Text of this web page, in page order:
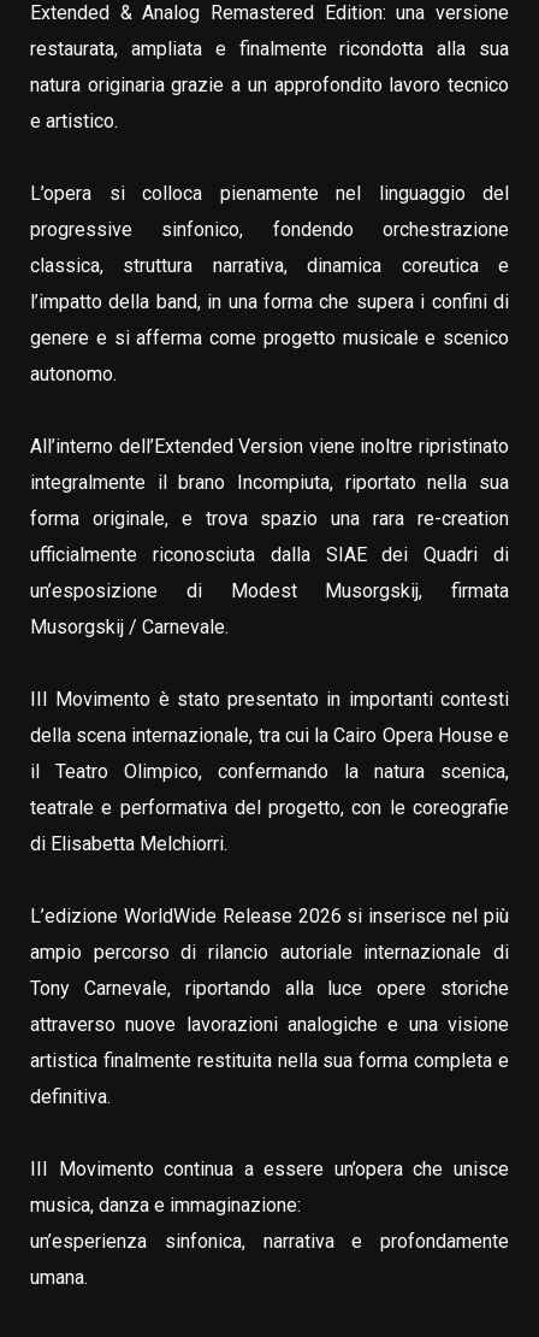
Extended & Analog Remastered Edition: una versione
restaurata, ampliata e finalmente ricondotta alla sua
natura originaria grazie a un approfondito lavoro tecnico
e artistico.
L’opera si colloca pienamente nel linguaggio del
progressive sinfonico, fondendo orchestrazione
classica, struttura narrativa, dinamica coreutica e
l’impatto della band, in una forma che supera i confini di
genere e si afferma come progetto musicale e scenico
autonomo.
All’interno dell’Extended Version viene inoltre ripristinato
integralmente il brano Incompiuta, riportato nella sua
forma originale, e trova spazio una rara re-creation
ufficialmente riconosciuta dalla SIAE dei Quadri di
un’esposizione di Modest Musorgskij, firmata
Musorgskij / Carnevale.
III Movimento è stato presentato in importanti contesti
della scena internazionale, tra cui la Cairo Opera House e
il Teatro Olimpico, confermando la natura scenica,
teatrale e performativa del progetto, con le coreografie
di Elisabetta Melchiorri.
L’edizione WorldWide Release 2026 si inserisce nel più
ampio percorso di rilancio autoriale internazionale di
Tony Carnevale, riportando alla luce opere storiche
attraverso nuove lavorazioni analogiche e una visione
artistica finalmente restituita nella sua forma completa e
definitiva.
III Movimento continua a essere un’opera che unisce
musica, danza e immaginazione:
un’esperienza sinfonica, narrativa e profondamente
umana.